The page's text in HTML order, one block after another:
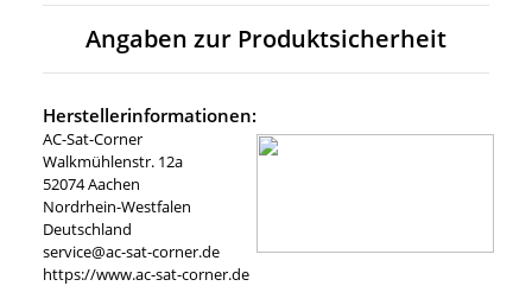
Angaben zur Produktsicherheit
Herstellerinformationen:
AC-Sat-Corner
Walkmühlenstr. 12a
52074 Aachen
Nordrhein-Westfalen
Deutschland
service@ac-sat-corner.de
https://www.ac-sat-corner.de